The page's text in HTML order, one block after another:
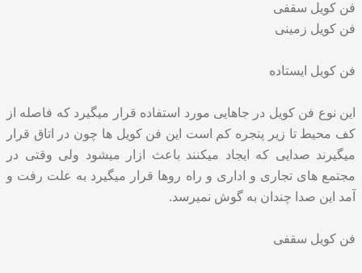
فن کویل سقفی
فن کویل زمینی
فن کویل ایستاده
این نوع فن کویل در جاهایی مورد استفاده قرار میگیرد که فاصله از
کف محیط تا زیر پنجره کم است این فن کویل ها چون در اتاق قرار
میگیرند صدایی که ایجاد میکنند باعث ازار میشود ولی وقتی در
مجتمع های تجاری و اداری و راه روها قرار میگیرد به علت رفت و
آمد این صدا چندان به گوش نمیرسد.
فن کویل سقفی